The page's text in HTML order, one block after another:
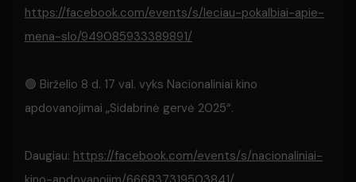
https://facebook.com/events/s/leciau-pokalbiai-apie-
mena-slo/949085933389891/
🟢 Birželio 8 d. 17 val. vyks Nacionaliniai kino
apdovanojimai „Sidabrinė gervė 2025“.
Daugiau: https://facebook.com/events/s/nacionaliniai-